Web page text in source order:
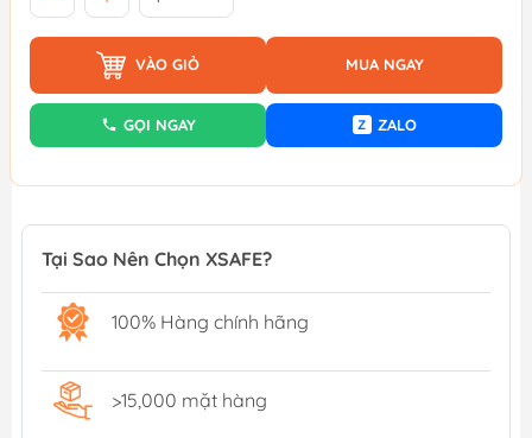
VÀO GIỎ MUA NGAY
GỌI NGAY Z ZALO
Tại Sao Nên Chọn XSAFE?
100% Hàng chính hãng
>15,000 mặt hàng